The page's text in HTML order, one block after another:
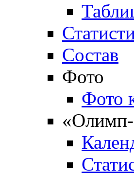
Состав
Фото
Фото